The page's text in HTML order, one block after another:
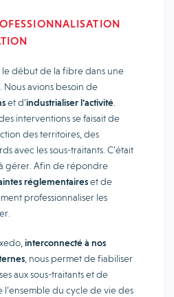
le début de la fibre dans une
Nous avions besoin de
et d’industrialiser l’activité.
interventions se faisait de
des territoires, des
avec les sous-traitants. C’était
gérer. Afin de répondre
réglementaireset de
professionnaliser les
interconnecté à nos
, nous permet de fiabiliser
aux sous-traitants et de
l’ensemble du cycle de vie des